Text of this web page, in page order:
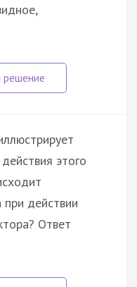
этого
действии
Ответ